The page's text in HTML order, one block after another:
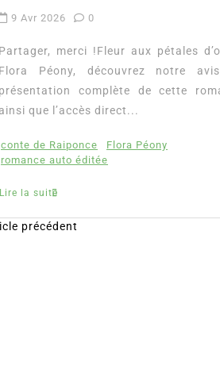
9 Avr 2026 0
Partager, merci !Fleur aux pétales
Flora Péony, découvrez notre
présentation complète de cette
ainsi que l’accès direct...
conte de Raiponce
Flora Péony
romance auto éditée
Lire la suite
précédent